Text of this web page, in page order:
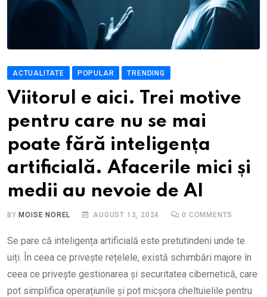
ACTUALITATE POPULAR TRENDING
Viitorul e aici. Trei motive
pentru care nu se mai
poate fără inteligența
artificială. Afacerile mici și
medii au nevoie de AI
BY MOISE NOREL AUGUST 13, 2024 0 COMMENTS
Se pare că inteligența artificială este pretutindeni unde te
uiți. În ceea ce privește rețelele, există schimbări majore în
ceea ce privește gestionarea și securitatea cibernetică, care
pot simplifica operațiunile și pot micșora cheltuielile pentru